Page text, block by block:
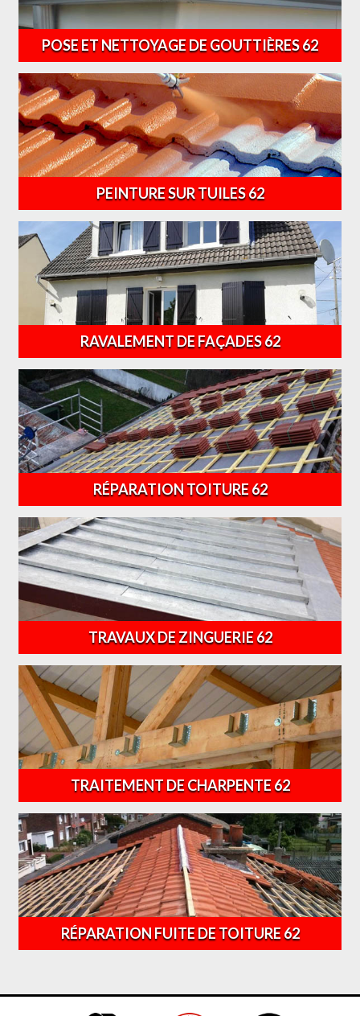
POSE ET NETTOYAGE DE GOUTTIÈRES 62
PEINTURE SUR TUILES 62
RAVALEMENT DE FAÇADES 62
RÉPARATION TOITURE 62
TRAVAUX DE ZINGUERIE 62
TRAITEMENT DE CHARPENTE 62
RÉPARATION FUITE DE TOITURE 62